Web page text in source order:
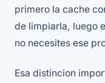
primero la cache
de limpiarla, luego
no necesites ese
Esa distincion